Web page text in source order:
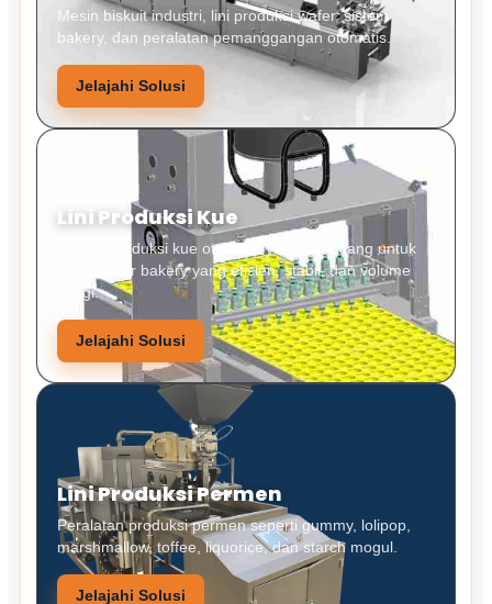
Mesin biskuit industri, lini produksi wafer, sistem
bakery, dan peralatan pemanggangan otomatis.
Jelajahi Solusi
Lini Produksi Kue
Sistem produksi kue otomatis yang dirancang untuk
manufaktur bakery yang efisien, stabil, dan volume
tinggi.
Jelajahi Solusi
Lini Produksi Permen
Peralatan produksi permen seperti gummy, lolipop,
marshmallow, toffee, liquorice, dan starch mogul.
Jelajahi Solusi